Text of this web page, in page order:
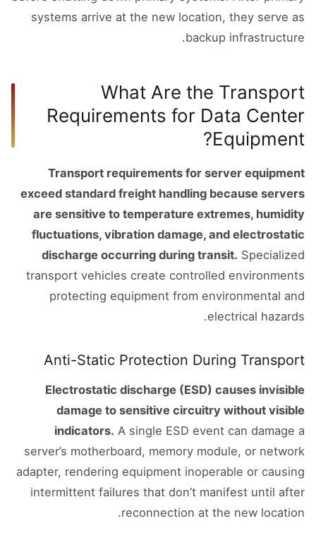
systems arrive at the new location, they serve as
backup infrastructure.
What Are the Transport
Requirements for Data Center
Equipment?
Transport requirements for server equipment
exceed standard freight handling because servers
are sensitive to temperature extremes, humidity
fluctuations, vibration damage, and electrostatic
discharge occurring during transit. Specialized
transport vehicles create controlled environments
protecting equipment from environmental and
electrical hazards.
Anti-Static Protection During Transport
Electrostatic discharge (ESD) causes invisible
damage to sensitive circuitry without visible
indicators. A single ESD event can damage a
server’s motherboard, memory module, or network
adapter, rendering equipment inoperable or causing
intermittent failures that don’t manifest until after
reconnection at the new location.